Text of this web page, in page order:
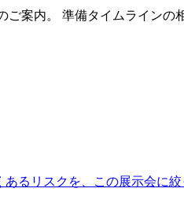
案内。 準備タイムラインの
るリスクを、この展示会に絞